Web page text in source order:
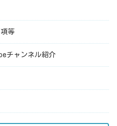
等
チャンネル紹介